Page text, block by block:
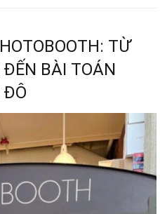
TỪ
ĐẾN BÀI TOÁN
ĐÔ